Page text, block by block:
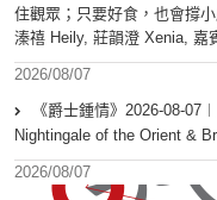
住觀眾；只要好食，也會撐
溱禧 Heily, 莊韻澄 Xenia, 嘉
2026/08/07
《爵士鍾情》2026-08-
Nightingale of the Orient &
2026/08/07